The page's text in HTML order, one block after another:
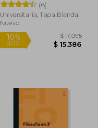
dcto.
(6)
Universitaria, Tapa Blanda,
Nuevo